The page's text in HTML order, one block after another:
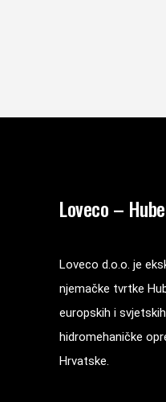
Loveco –
Loveco d.o.o. je
njemačke tvrtke
europskih i
hidromehaničke
Hrvatske.